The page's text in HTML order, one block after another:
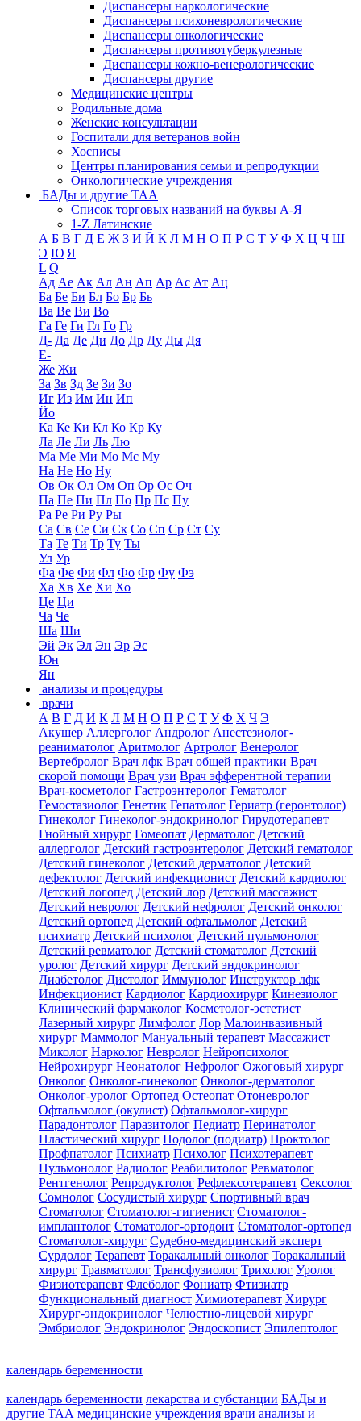
Диспансеры наркологические
Диспансеры психоневрологические
Диспансеры онкологические
Диспансеры противотуберкулезные
Диспансеры кожно-венерологические
Диспансеры другие
Медицинские центры
Родильные дома
Женские консультации
Госпитали для ветеранов войн
Хосписы
Центры планирования семьи и репродукции
Онкологические учреждения
БАДы и другие ТАА
Список торговых названий на буквы А-Я
1-Z Латинские
А Б В Г Д Е Ж З И Й К Л М Н О П Р С Т У Ф Х Ц Ч Ш
Э Ю Я
L Q
Ад Ае Ак Ал Ан Ап Ар Ас Ат Ац
Ба Бе Би Бл Бо Бр Бь
Ва Ве Ви Во
Га Ге Ги Гл Го Гр
Д- Да Де Ди До Др Ду Ды Дя
Е-
Же Жи
За Зв Зд Зе Зи Зо
Иг Из Им Ин Ип
Йо
Ка Ке Ки Кл Ко Кр Ку
Ла Ле Ли Ль Лю
Ма Ме Ми Мо Мс Му
На Не Но Ну
Ов Ок Ол Ом Оп Ор Ос Оч
Па Пе Пи Пл По Пр Пс Пу
Ра Ре Ри Ру Ры
Са Св Се Си Ск Со Сп Ср Ст Су
Та Те Ти Тр Ту Ты
Ул Ур
Фа Фе Фи Фл Фо Фр Фу Фэ
Ха Хв Хе Хи Хо
Це Ци
Ча Че
Ша Ши
Эй Эк Эл Эн Эр Эс
Юн
Ян
анализы и процедуры
врачи
А В Г Д И К Л М Н О П Р С Т У Ф Х Ч Э
Акушер Аллерголог Андролог Анестезиолог-
реаниматолог Аритмолог Артролог Венеролог
Вертебролог Врач лфк Врач общей практики Врач
скорой помощи Врач узи Врач эфферентной терапии
Врач-косметолог Гастроэнтеролог Гематолог
Гемостазиолог Генетик Гепатолог Гериатр (геронтолог)
Гинеколог Гинеколог-эндокринолог Гирудотерапевт
Гнойный хирург Гомеопат Дерматолог Детский
аллерголог Детский гастроэнтеролог Детский гематолог
Детский гинеколог Детский дерматолог Детский
дефектолог Детский инфекционист Детский кардиолог
Детский логопед Детский лор Детский массажист
Детский невролог Детский нефролог Детский онколог
Детский ортопед Детский офтальмолог Детский
психиатр Детский психолог Детский пульмонолог
Детский ревматолог Детский стоматолог Детский
уролог Детский хирург Детский эндокринолог
Диабетолог Диетолог Иммунолог Инструктор лфк
Инфекционист Кардиолог Кардиохирург Кинезиолог
Клинический фармаколог Косметолог-эстетист
Лазерный хирург Лимфолог Лор Малоинвазивный
хирург Маммолог Мануальный терапевт Массажист
Миколог Нарколог Невролог Нейропсихолог
Нейрохирург Неонатолог Нефролог Ожоговый хирург
Онколог Онколог-гинеколог Онколог-дерматолог
Онколог-уролог Ортопед Остеопат Отоневролог
Офтальмолог (окулист) Офтальмолог-хирург
Парадонтолог Паразитолог Педиатр Перинатолог
Пластический хирург Подолог (подиатр) Проктолог
Профпатолог Психиатр Психолог Психотерапевт
Пульмонолог Радиолог Реабилитолог Ревматолог
Рентгенолог Репродуктолог Рефлексотерапевт Сексолог
Сомнолог Сосудистый хирург Спортивный врач
Стоматолог Стоматолог-гигиенист Стоматолог-
имплантолог Стоматолог-ортодонт Стоматолог-ортопед
Стоматолог-хирург Судебно-медицинский эксперт
Сурдолог Терапевт Торакальный онколог Торакальный
хирург Травматолог Трансфузиолог Трихолог Уролог
Физиотерапевт Флеболог Фониатр Фтизиатр
Функциональный диагност Химиотерапевт Хирург
Хирург-эндокринолог Челюстно-лицевой хирург
Эмбриолог Эндокринолог Эндоскопист Эпилептолог
календарь беременности
календарь беременности лекарства и субстанции БАДы и
другие ТАА медицинские учреждения врачи анализы и